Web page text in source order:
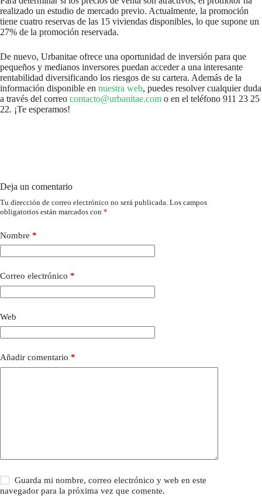
realizado un estudio de mercado previo. Actualmente, la promoción
tiene cuatro reservas de las 15 viviendas disponibles, lo que supone un
27% de la promoción reservada.
De nuevo, Urbanitae ofrece una oportunidad de inversión para que
pequeños y medianos inversores puedan acceder a una interesante
rentabilidad diversificando los riesgos de su cartera. Además de la
información disponible en nuestra web, puedes resolver cualquier duda
a través del correo contacto@urbanitae.com o en el teléfono 911 23 25
22. ¡Te esperamos!
Deja un comentario
Tu dirección de correo electrónico no será publicada. Los campos
obligatorios están marcados con *
Nombre *
Correo electrónico *
Web
Añadir comentario *
Guarda mi nombre, correo electrónico y web en este
navegador para la próxima vez que comente.